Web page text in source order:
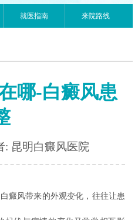
就医指南 来院路线
哪-白癜风患
: 昆明白癜风医院
癜风带来的外观变化，往往让患